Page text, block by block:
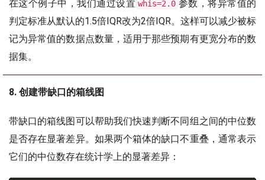
在这个例子中，我们通过设置 whis=2.0 参数，将异常值的
判定标准从默认的1.5倍IQR改为2倍IQR。这样可以减少被标
记为异常值的数据点数量，适用于那些预期有更宽分布的数
据集。
8. 创建带缺口的箱线图
带缺口的箱线图可以帮助我们快速判断不同组之间的中位数
是否存在显著差异。如果两个箱体的缺口不重叠，通常表示
它们的中位数存在统计学上的显著差异：